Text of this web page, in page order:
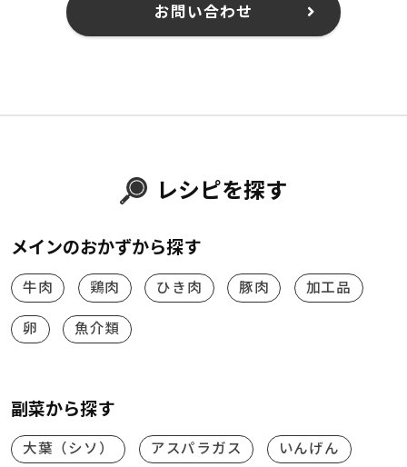
お問い合わせ
レシピを探す
メインのおかずから探す
牛肉 鶏肉 ひき肉 豚肉 加工品
卵 魚介類
副菜から探す
大葉（シソ） アスパラガス いんげん